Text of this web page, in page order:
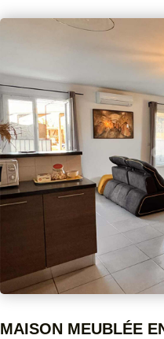
MAISON MEUBLÉE